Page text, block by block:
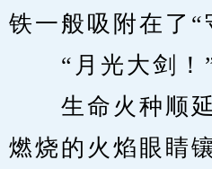
铁一般吸附在了“
“月光大剑！
生命火种顺延
燃烧的火焰眼睛